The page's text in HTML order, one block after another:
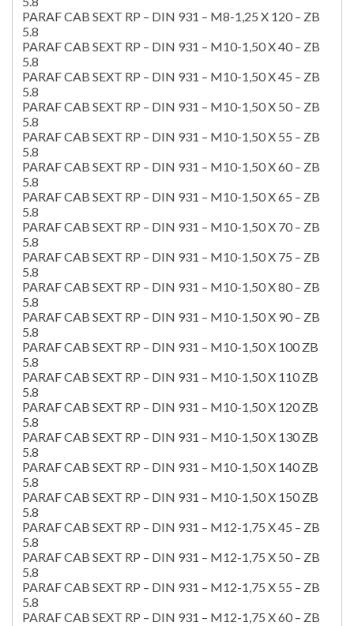
PARAF CAB SEXT RP – DIN 931 – M8-1,25 X 120 – ZB
5.8
PARAF CAB SEXT RP – DIN 931 – M10-1,50 X 40 – ZB
5.8
PARAF CAB SEXT RP – DIN 931 – M10-1,50 X 45 – ZB
5.8
PARAF CAB SEXT RP – DIN 931 – M10-1,50 X 50 – ZB
5.8
PARAF CAB SEXT RP – DIN 931 – M10-1,50 X 55 – ZB
5.8
PARAF CAB SEXT RP – DIN 931 – M10-1,50 X 60 – ZB
5.8
PARAF CAB SEXT RP – DIN 931 – M10-1,50 X 65 – ZB
5.8
PARAF CAB SEXT RP – DIN 931 – M10-1,50 X 70 – ZB
5.8
PARAF CAB SEXT RP – DIN 931 – M10-1,50 X 75 – ZB
5.8
PARAF CAB SEXT RP – DIN 931 – M10-1,50 X 80 – ZB
5.8
PARAF CAB SEXT RP – DIN 931 – M10-1,50 X 90 – ZB
5.8
PARAF CAB SEXT RP – DIN 931 – M10-1,50 X 100 ZB
5.8
PARAF CAB SEXT RP – DIN 931 – M10-1,50 X 110 ZB
5.8
PARAF CAB SEXT RP – DIN 931 – M10-1,50 X 120 ZB
5.8
PARAF CAB SEXT RP – DIN 931 – M10-1,50 X 130 ZB
5.8
PARAF CAB SEXT RP – DIN 931 – M10-1,50 X 140 ZB
5.8
PARAF CAB SEXT RP – DIN 931 – M10-1,50 X 150 ZB
5.8
PARAF CAB SEXT RP – DIN 931 – M12-1,75 X 45 – ZB
5.8
PARAF CAB SEXT RP – DIN 931 – M12-1,75 X 50 – ZB
5.8
PARAF CAB SEXT RP – DIN 931 – M12-1,75 X 55 – ZB
5.8
PARAF CAB SEXT RP – DIN 931 – M12-1,75 X 60 – ZB